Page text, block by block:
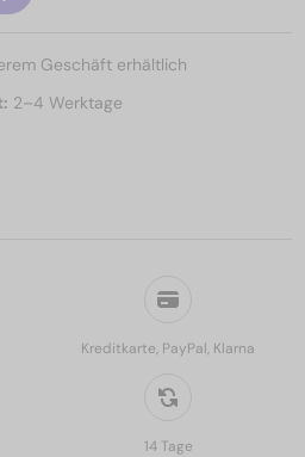
Kreditkarte, PayPal, Klarna
14 Tage
Geschäft erhältlich
2–4 Werktage